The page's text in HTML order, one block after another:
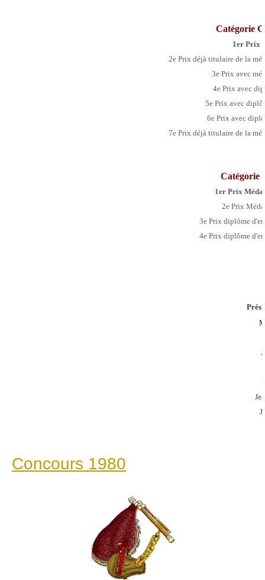
Catégorie
1er Prix
2e Prix déjà titulaire de la
3e Prix avec
4e Prix avec
5e Prix avec
6e Prix avec
7e Prix déjà titulaire de la
Catégorie
1er Prix
2e Prix
3e Prix diplôme
4e Prix diplôme
Concours 1980